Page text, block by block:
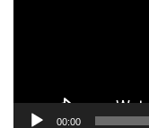
00:00